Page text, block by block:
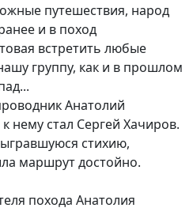
путешествия, народ
и в поход
встретить любые
группу, как и в прошлом
Анатолий
стал Сергей Хачиров.
стихию,
маршрут достойно.
похода Анатолия